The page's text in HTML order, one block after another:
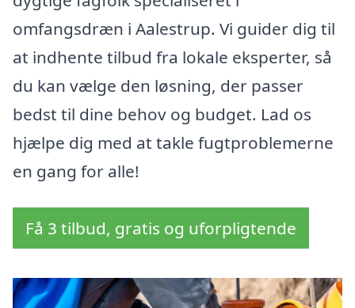
omfangsdræn i Aalestrup. Vi guider dig til
at indhente tilbud fra lokale eksperter, så
du kan vælge den løsning, der passer
bedst til dine behov og budget. Lad os
hjælpe dig med at takle fugtproblemerne
en gang for alle!
Få 3 tilbud, gratis og uforpligtende